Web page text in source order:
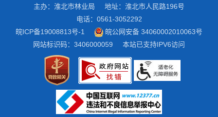
主办：淮北市林业局
地址：淮北市人民路196号
电话：0561-3052292
皖ICP备19008813号-1
皖公网安备 34060002010063号
网站标识码：3406000059
本站已支持IPV6访问